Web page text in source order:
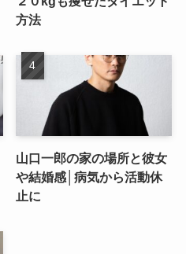
方法
山口一郎の家の場所と彼女
や結婚感│病気から活動休
止に